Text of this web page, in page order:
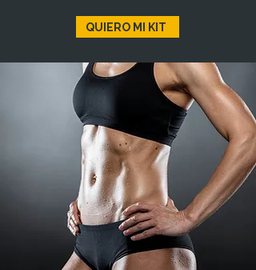
QUIERO MI KIT